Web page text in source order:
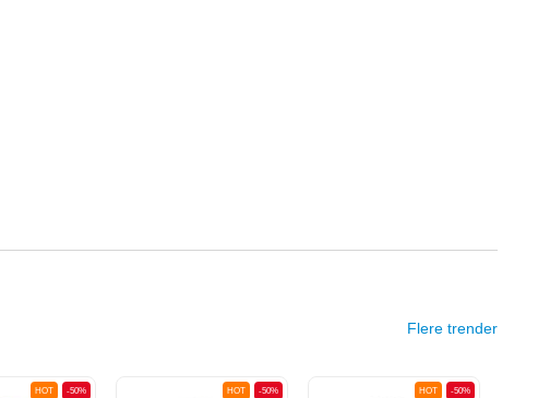
Flere trender
-50%
HOT -50%
HOT -50%
HOT